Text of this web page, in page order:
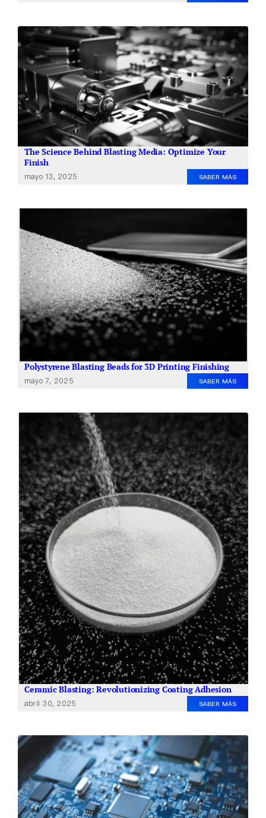
The Science Behind Blasting Media: Optimize Your
Finish
mayo 13, 2025 SABER MÁS
Polystyrene Blasting Beads for 3D Printing Finishing
mayo 7, 2025 SABER MÁS
Ceramic Blasting: Revolutionizing Coating Adhesion
abril 30, 2025 SABER MÁS